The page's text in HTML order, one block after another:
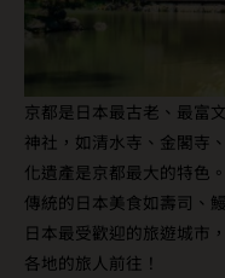
京都是日本最古老、最富
神社，如清水寺、金閣寺
化遺產是京都最大的特色
傳統的日本美食如壽司、
日本最受歡迎的旅遊城市
各地的旅人前往！